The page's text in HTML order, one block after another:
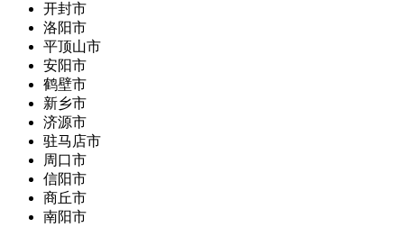
开封市
洛阳市
平顶山市
安阳市
鹤壁市
新乡市
济源市
驻马店市
周口市
信阳市
商丘市
南阳市